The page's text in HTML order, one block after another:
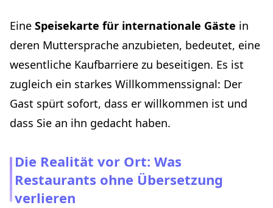
Eine Speisekarte für internationale Gäste in
deren Muttersprache anzubieten, bedeutet, eine
wesentliche Kaufbarriere zu beseitigen. Es ist
zugleich ein starkes Willkommenssignal: Der
Gast spürt sofort, dass er willkommen ist und
dass Sie an ihn gedacht haben.
Die Realität vor Ort: Was
Restaurants ohne Übersetzung
verlieren